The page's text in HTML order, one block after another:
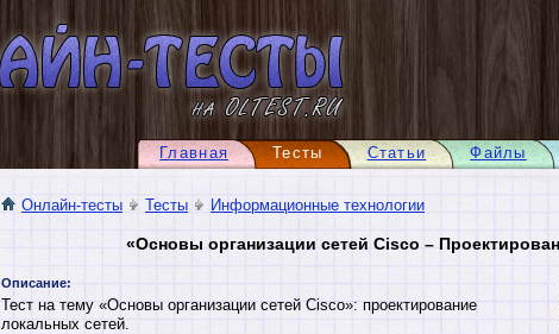
Файлы
Статьи
Тесты
Главная
Онлайн-тесты Тесты Информационные технологии
«Основы организации сетей Cisco –
Описание:
Тест на тему «Основы организации сетей Cisco»: проектирование
локальных сетей.